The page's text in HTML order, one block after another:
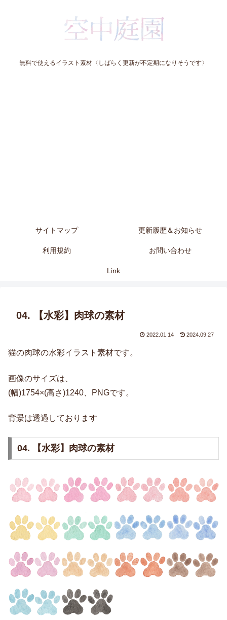
無料で使えるイラスト素材〈しばらく更新が不定期になりそうです〉
サイトマップ 更新履歴＆お知らせ
利用規約 お問い合わせ
Link
04. 【水彩】肉球の素材
2022.01.14 2024.09.27
猫の肉球の水彩イラスト素材です。
画像のサイズは、
(幅)1754×(高さ)1240、PNGです。
背景は透過しております
04. 【水彩】肉球の素材